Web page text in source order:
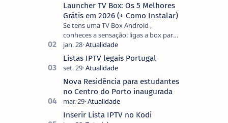
Launcher TV Box: Os 5 Melhores
Grátis em 2026 (+ Como Instalar)
Se tens uma TV Box Android ,
conheces a sensação: ligas a box para
ver um filme e o ecrã inicial está
coberto de sugestões que não
pediste, ban…
Listas IPTV legais Portugal
Nova Residência para estudantes
no Centro do Porto inaugurada
Inserir Lista IPTV no Kodi